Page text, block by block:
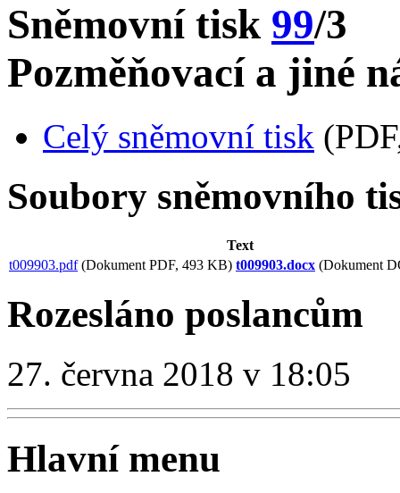
Sněmovní tisk 99/3
Pozměňovací a jiné
Celý sněmovní tisk
Soubory sněmovního
Text
t009903.pdf(Dokument PDF, 493 KB) t009903.docx (Dokument
Rozesláno poslancům
27. června 2018 v 18:05
Hlavní menu